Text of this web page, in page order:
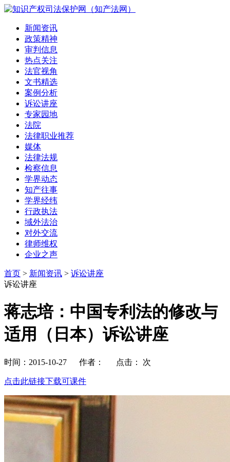
新闻资讯
政策精神
审判信息
热点关注
法官视角
文书精选
案例分析
诉讼讲座
专家园地
法院
法律职业推荐
媒体
法律法规
检察信息
学界动态
知产往事
学界经纬
行政执法
域外法治
对外交流
律师维权
企业之声
首页 > 新闻资讯 > 诉讼讲座
诉讼讲座
蒋志培：中国专利法的修改与
适用（日本）诉讼讲座
时间：2015-10-27 作者： 点击： 次
点击此链接下载可课件